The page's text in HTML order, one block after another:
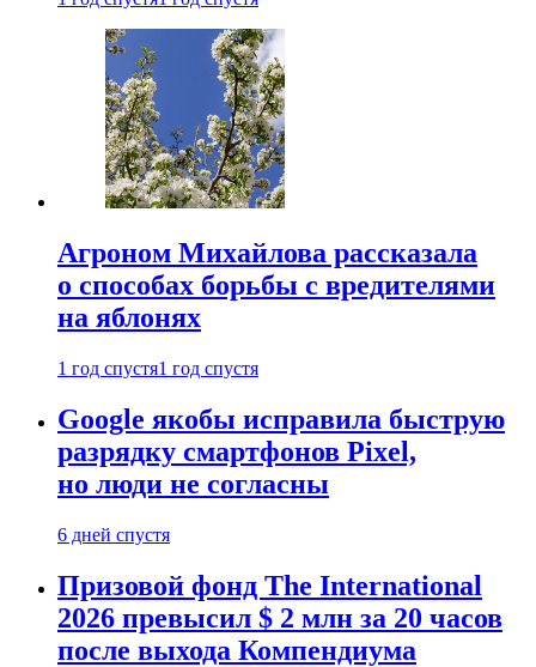
Агроном Михайлова рассказала
о способах борьбы с вредителями
на яблонях
1 год спустя1 год спустя
Google якобы исправила быструю
разрядку смартфонов Pixel,
но люди не согласны
6 дней спустя
Призовой фонд The International
2026 превысил $ 2 млн за 20 часов
после выхода Компендиума